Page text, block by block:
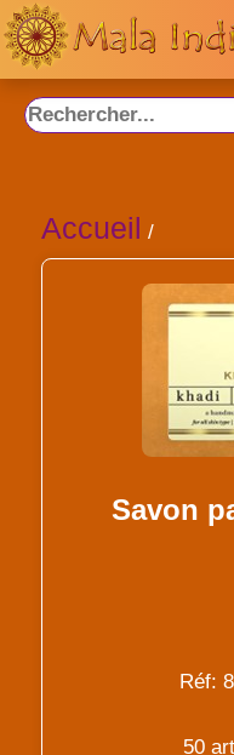
Accueil /
Savon
Réf:
50